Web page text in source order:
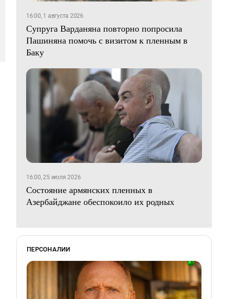
16:00, 1 августа 2026
Супруга Варданяна повторно попросила
Пашиняна помочь с визитом к пленным в
Баку
16:00, 25 июля 2026
Состояние армянских пленных в
Азербайджане обеспокоило их родных
ПЕРСОНАЛИИ